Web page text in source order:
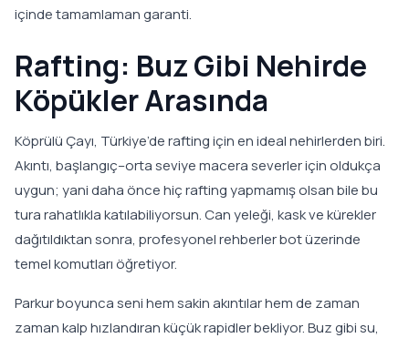
içinde tamamlaman garanti.
Rafting: Buz Gibi Nehirde
Köpükler Arasında
Köprülü Çayı, Türkiye’de rafting için en ideal nehirlerden biri.
Akıntı, başlangıç–orta seviye macera severler için oldukça
uygun; yani daha önce hiç rafting yapmamış olsan bile bu
tura rahatlıkla katılabiliyorsun. Can yeleği, kask ve kürekler
dağıtıldıktan sonra, profesyonel rehberler bot üzerinde
temel komutları öğretiyor.
Parkur boyunca seni hem sakin akıntılar hem de zaman
zaman kalp hızlandıran küçük rapidler bekliyor. Buz gibi su,